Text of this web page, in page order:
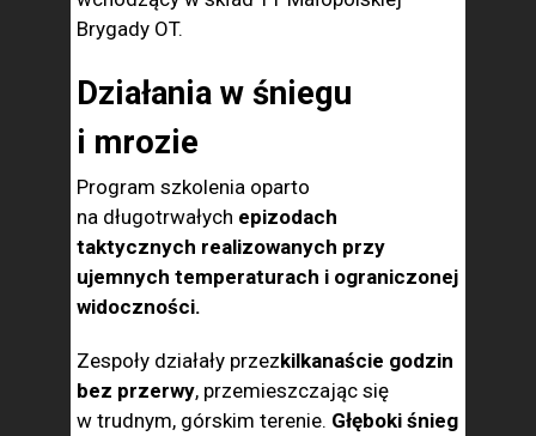
Brygady OT.
Działania w śniegu
i mrozie
Program szkolenia oparto
na długotrwałych epizodach
taktycznych realizowanych przy
ujemnych temperaturach i ograniczonej
widoczności.
Zespoły działały przezkilkanaście godzin
bez przerwy, przemieszczając się
w trudnym, górskim terenie. Głęboki śnieg